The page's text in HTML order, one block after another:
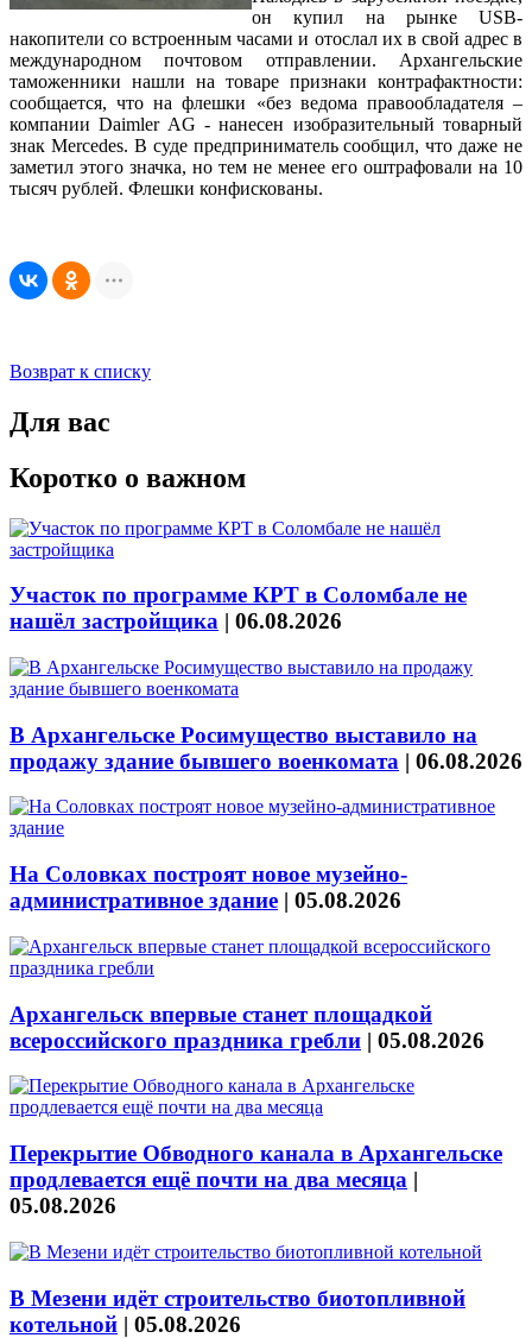
он купил на рынке USB-
накопители со встроенным часами и отослал их в свой адрес в
международном почтовом отправлении. Архангельские
таможенники нашли на товаре признаки контрафактности:
сообщается, что на флешки «без ведома правообладателя –
компании Daimler AG - нанесен изобразительный товарный
знак Mercedes. В суде предприниматель сообщил, что даже не
заметил этого значка, но тем не менее его оштрафовали на 10
тысяч рублей. Флешки конфискованы.
Возврат к списку
Для вас
Коротко о важном
Участок по программе КРТ в Соломбале не
нашёл застройщика | 06.08.2026
В Архангельске Росимущество выставило на
продажу здание бывшего военкомата | 06.08.2026
На Соловках построят новое музейно-
административное здание | 05.08.2026
Архангельск впервые станет площадкой
всероссийского праздника гребли | 05.08.2026
Перекрытие Обводного канала в Архангельске
продлевается ещё почти на два месяца |
05.08.2026
В Мезени идёт строительство биотопливной
котельной | 05.08.2026